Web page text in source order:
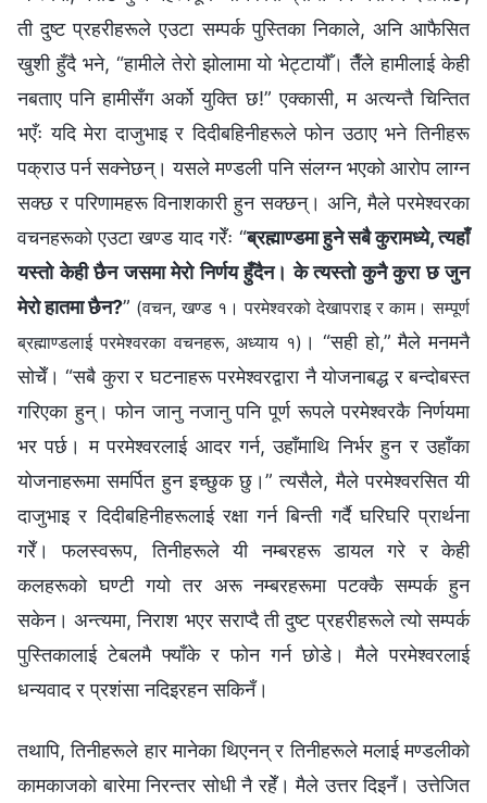
ती दुष्ट प्रहरीहरूले एउटा सम्पर्क पुस्तिका निकाले, अनि आफैसित
खुशी हुँदै भने, “हामीले तेरो झोलामा यो भेट्टायौँ। तैँले हामीलाई केही
नबताए पनि हामीसँग अर्को युक्ति छ!” एक्‍कासी, म अत्यन्तै चिन्तित
भएँः यदि मेरा दाजुभाइ र दिदीबहिनीहरूले फोन उठाए भने तिनीहरू
पक्राउ पर्न सक्‍नेछन्। यसले मण्डली पनि संलग्‍न भएको आरोप लाग्‍न
सक्छ र परिणामहरू विनाशकारी हुन सक्छन्। अनि, मैले परमेश्‍वरका
वचनहरूको एउटा खण्ड याद गरेँः “ब्रह्माण्डमा हुने सबै कुरामध्ये, त्यहाँ
यस्तो केही छैन जसमा मेरो निर्णय हुँदैन। के त्यस्तो कुनै कुरा छ जुन
मेरो हातमा छैन?” (वचन, खण्ड १। परमेश्‍वरको देखापराइ र काम। सम्पूर्ण
ब्रह्माण्डलाई परमेश्‍वरका वचनहरू, अध्याय १) । “सही हो,” मैले मनमनै
सोचेँ। “सबै कुरा र घटनाहरू परमेश्‍वरद्वारा नै योजनाबद्ध र बन्दोबस्त
गरिएका हुन्। फोन जानु नजानु पनि पूर्ण रूपले परमेश्‍वरकै निर्णयमा
भर पर्छ। म परमेश्‍वरलाई आदर गर्न, उहाँमाथि निर्भर हुन र उहाँका
योजनाहरूमा समर्पित हुन इच्छुक छु।” त्यसैले, मैले परमेश्‍वरसित यी
दाजुभाइ र दिदीबहिनीहरूलाई रक्षा गर्न बिन्ती गर्दै घरिघरि प्रार्थना
गरेँ। फलस्वरूप, तिनीहरूले यी नम्बरहरू डायल गरे र केही
कलहरूको घण्टी गयो तर अरू नम्बरहरूमा पटक्‍कै सम्पर्क हुन
सकेन। अन्त्यमा, निराश भएर सराप्दै ती दुष्ट प्रहरीहरूले त्यो सम्पर्क
पुस्तिकालाई टेबलमै फ्याँके र फोन गर्न छोडे। मैले परमेश्‍वरलाई
धन्यवाद र प्रशंसा नदिइरहन सकिनँ।
तथापि, तिनीहरूले हार मानेका थिएनन् र तिनीहरूले मलाई मण्डलीको
कामकाजको बारेमा निरन्तर सोधी नै रहेँ। मैले उत्तर दिइनँ। उत्तेजित